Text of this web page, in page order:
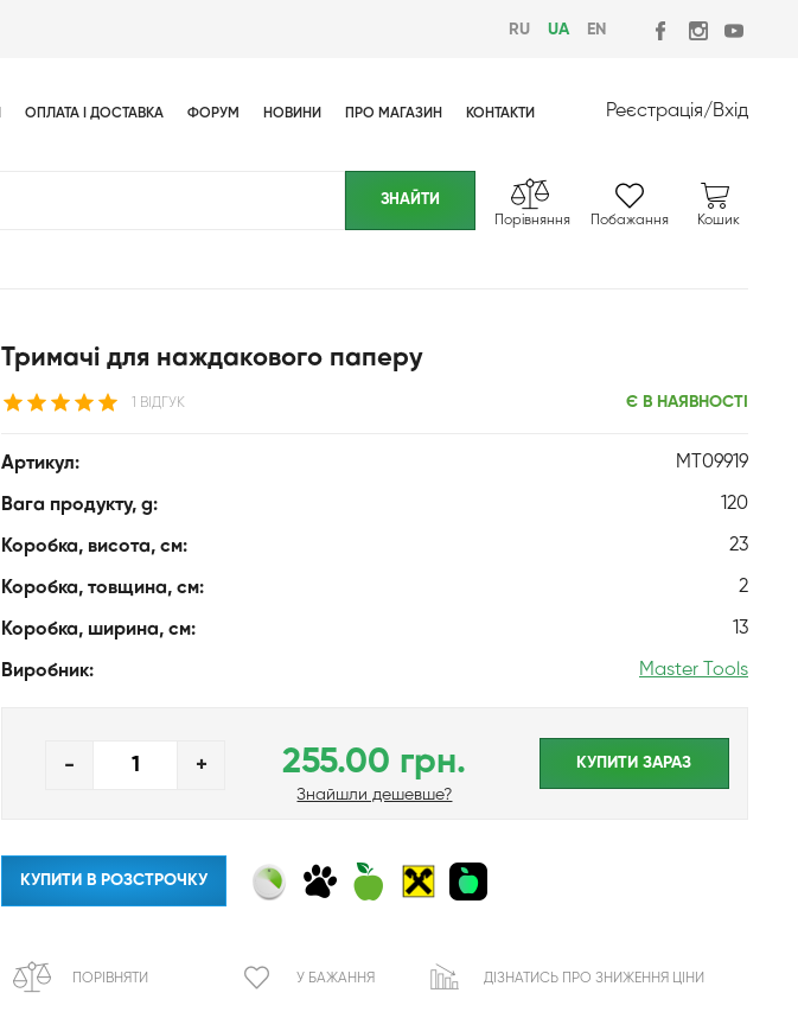
RU UA EN
ОПЛАТА І ДОСТАВКА ФОРУМ НОВИНИ ПРО МАГАЗИН КОНТАКТИ Реєстрація/Вхід
Порівняння Побажання Кошик
Тримачі для наждакового паперу
1 ВІДГУК Є В НАЯВНОСТІ
Артикул: MT09919
Вага продукту, g: 120
Коробка, висота, см: 23
Коробка, товщина, см: 2
Коробка, ширина, см: 13
Виробник: Master Tools
- + 255.00 грн.
Знайшли дешевше?
КУПИТИ ЗАРАЗ
КУПИТИ В РОЗСТРОЧКУ
ПОРІВНЯТИ У БАЖАННЯ ДІЗНАТИСЬ ПРО ЗНИЖЕННЯ ЦІНИ